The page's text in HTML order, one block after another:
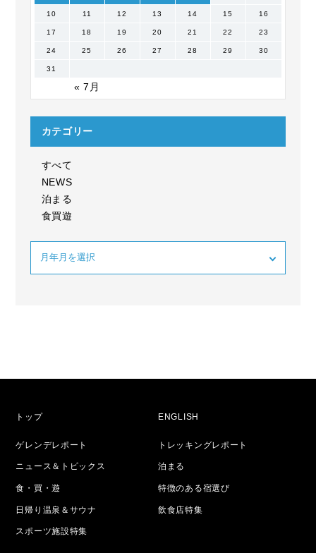
« 7月
10 11 12 13 14 15 16
17 18 19 20 21 22 23
24 25 26 27 28 29 30
31
カテゴリー
すべて
NEWS
泊まる
食買遊
トップ ENGLISH
ゲレンデレポート トレッキングレポート
ニュース＆トピックス 泊まる
食・買・遊 特徴のある宿選び
日帰り温泉＆サウナ 飲食店特集
スポーツ施設特集